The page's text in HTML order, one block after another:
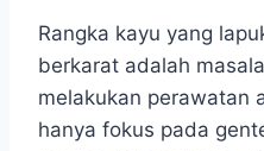
Rangka kayu yang
berkarat adalah
melakukan perawatan
hanya fokus pada